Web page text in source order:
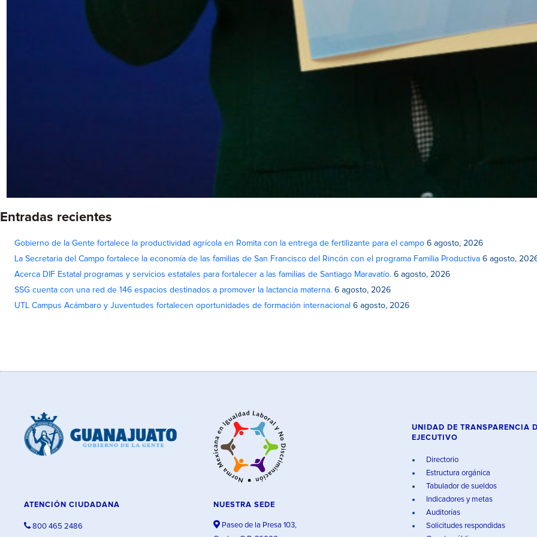
Entradas recientes
Gobierno de la Gente fortalece la productividad agrícola en Romita con la entrega de fertilizante para el campo 6 agosto, 2026
La Secretaria del Campo fortalece la economía de las familias de San Francisco del Rincón con el programa Familia Productiva 6 agosto,
Acerca DIF Estatal programas y servicios estatales para fortalecer a las familias de Santiago Maravatío. 6 agosto, 2026
SSG cuenta con una red de 146 espacios destinados a promover la lactancia materna. 6 agosto, 2026
UTL Campus Acámbaro y Juventudes fortalecen oportunidades de formación internacional 6 agosto, 2026
ATENCIÓN CIUDADANA
800 465 2486
NUESTRA SEDE
Paseo de la Presa 103,
UNIDAD DE TRANSPARENCIA
EJECUTIVO
Directorio
Estructura orgánica
Tabulador de sueldos
Indicadores y metas
Auditorías
Solicitudes respondidas